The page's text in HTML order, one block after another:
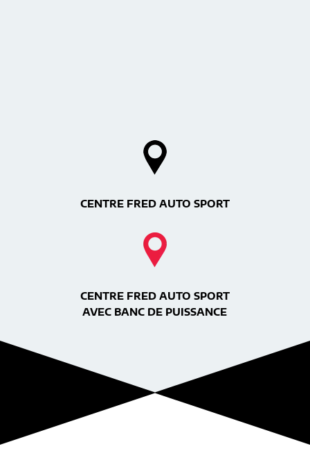
CENTRE FRED AUTO SPORT
CENTRE FRED AUTO SPORT
AVEC BANC DE PUISSANCE